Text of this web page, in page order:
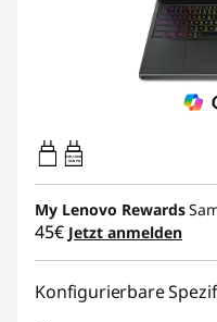
95W-100W
USB PD
My Lenovo Rewards
45€ Jetzt anmelden
Konfigurierbare